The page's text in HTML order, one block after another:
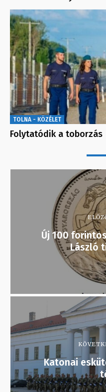
TOLNA - KÖZÉLET
Folytatódik a toborzás
Új 100
László
Katonai